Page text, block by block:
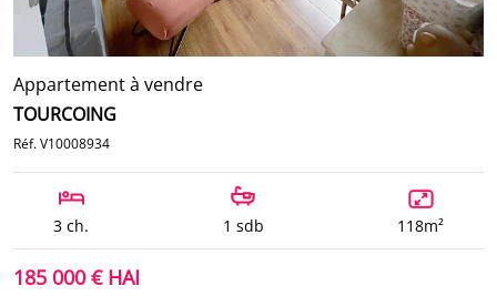
Appartement à vendre
TOURCOING
Réf. V10008934
3 ch. 1 sdb 118m²
185 000 € HAI